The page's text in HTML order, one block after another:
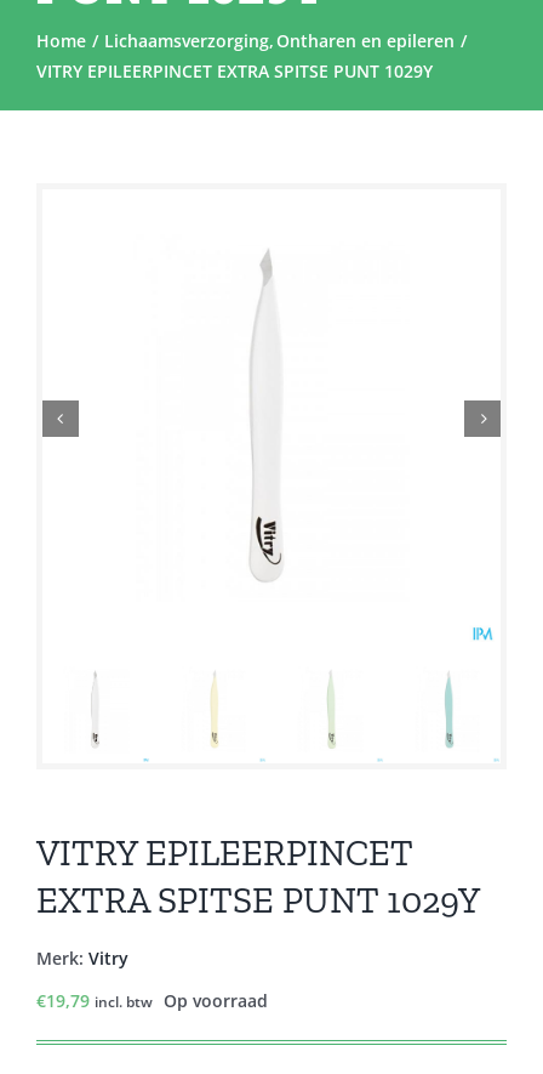
Home Lichaamsverzorging Ontharen en epileren
VITRY EPILEERPINCET EXTRA SPITSE PUNT 1029Y
VITRY EPILEERPINCET
EXTRA SPITSE PUNT 1029Y
Merk: Vitry
€19,79 incl. btw Op voorraad